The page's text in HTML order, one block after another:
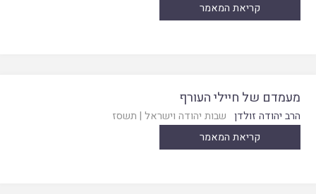
קריאת המאמר
מעמדם של חיילי העורף
הרב יהודה זולדן שבות יהודה וישראל | תשסז
קריאת המאמר